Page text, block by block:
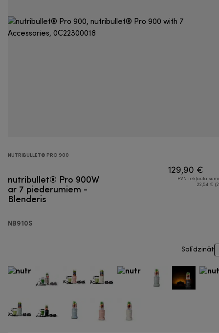
NUTRIBULLET® PRO 900
nutribullet® Pro 900W
ar 7 piederumiem -
Blenderis
NB910S
129,90 €
PVN iekļautā
22,54 €
Salīdzināt